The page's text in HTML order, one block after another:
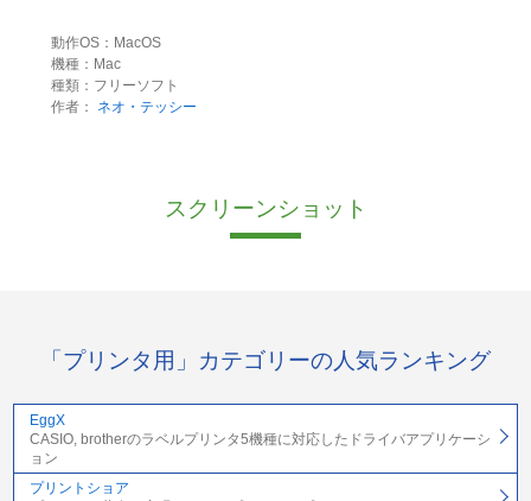
動作OS：MacOS
機種：Mac
種類：フリーソフト
作者：
ネオ・テッシー
スクリーンショット
「プリンタ用」カテゴリーの人気ランキング
EggX
CASIO, brotherのラベルプリンタ5機種に対応したドライバアプリケーシ
ョン
プリントショア